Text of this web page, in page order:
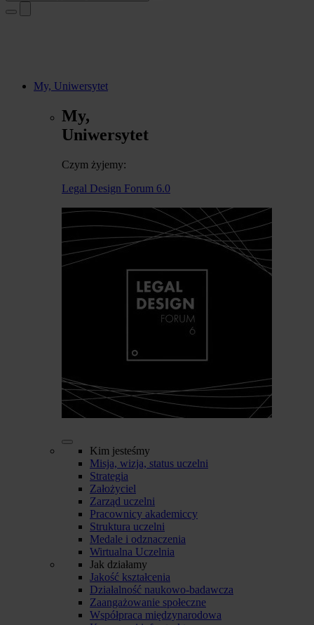
My, Uniwersytet
My,
Uniwersytet
Czym żyjemy:
Legal Design Forum 6.0
Kim jesteśmy
Misja, wizja, status uczelni
Strategia
Założyciel
Zarząd uczelni
Pracownicy akademiccy
Struktura uczelni
Medale i odznaczenia
Wirtualna Uczelnia
Jak działamy
Jakość kształcenia
Działalność naukowo-badawcza
Zaangażowanie społeczne
Współpraca międzynarodowa